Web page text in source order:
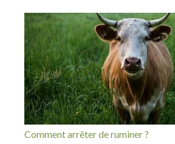
Comment arrêter de ruminer ?